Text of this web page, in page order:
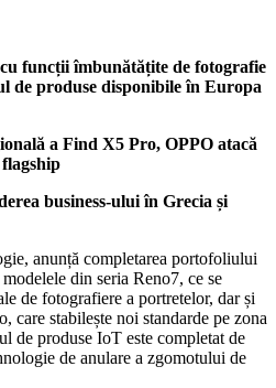
funcții îmbunătățite de fotografie
de produse disponibile în Europa
a Find X5 Pro, OPPO atacă
business-ului în Grecia și
anunță completarea portofoliului
din seria Reno7, ce se
de fotografiere a portretelor, dar și
care stabilește noi standarde pe zona
de produse IoT este completat de
de anulare a zgomotului de